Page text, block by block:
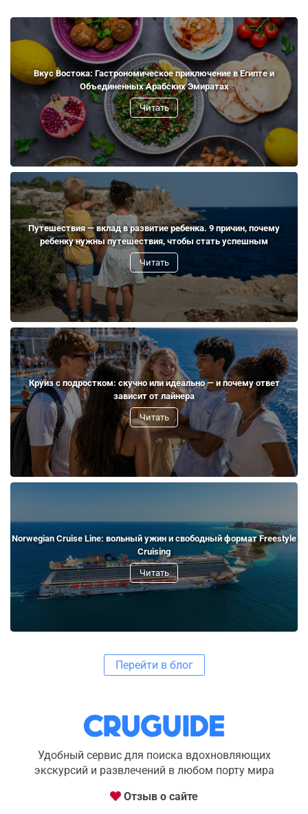
Вкус Востока: Гастрономическое приключение в Египте и
Объединенных Арабских Эмиратах
Читать
Путешествия — вклад в развитие ребенка. 9 причин, почему
ребенку нужны путешествия, чтобы стать успешным
Читать
Круиз с подростком: скучно или идеально — и почему ответ
зависит от лайнера
Читать
Norwegian Cruise Line: вольный ужин и свободный формат Freestyle
Cruising
Читать
Перейти в блог
Удобный сервис для поиска вдохновляющих
экскурсий и развлечений в любом порту мира
Отзыв о сайте